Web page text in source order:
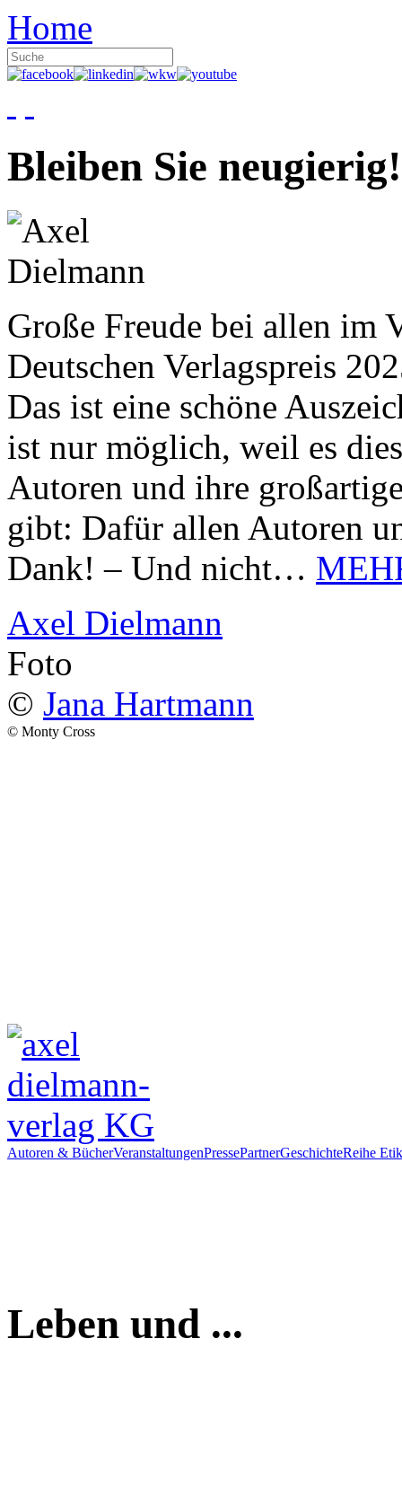
Home
Bleiben Sie neugierig!
Große Freude bei allen im
Deutschen Verlagspreis
Das ist eine schöne
ist nur möglich, weil es
Autoren und ihre
gibt: Dafür allen Autoren
Dank! – Und nicht…
Axel Dielmann
Foto
© Jana Hartmann
© Monty Cross
Autoren & BücherVeranstaltungenPressePartnerGeschichteReihe
Leben und ...